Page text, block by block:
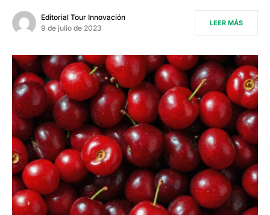
Editorial Tour Innovación
9 de julio de 2023
LEER MÁS